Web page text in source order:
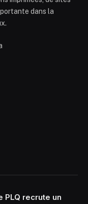
dans la
PLQ recrute un